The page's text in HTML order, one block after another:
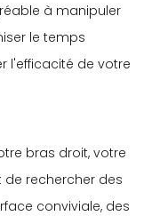
à manipuler
le temps
l'efficacité de votre
bras droit, votre
rechercher des
conviviale, des